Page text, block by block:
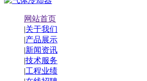
网站首页
|关于我们
|产品展示
|新闻资讯
|技术服务
|工程业绩